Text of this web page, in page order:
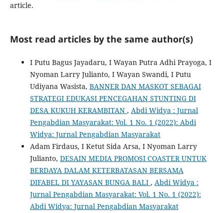
article.
Most read articles by the same author(s)
I Putu Bagus Jayadaru, I Wayan Putra Adhi Prayoga, I
Nyoman Larry Julianto, I Wayan Swandi, I Putu
Udiyana Wasista, BANNER DAN MASKOT SEBAGAI
STRATEGI EDUKASI PENCEGAHAN STUNTING DI
DESA KUKUH KERAMBITAN , Abdi Widya : Jurnal
Pengabdian Masyarakat: Vol. 1 No. 1 (2022): Abdi
Widya: Jurnal Pengabdian Masyarakat
Adam Firdaus, I Ketut Sida Arsa, I Nyoman Larry
Julianto, DESAIN MEDIA PROMOSI COASTER UNTUK
BERDAYA DALAM KETERBATASAN BERSAMA
DIFABEL DI YAYASAN BUNGA BALI , Abdi Widya :
Jurnal Pengabdian Masyarakat: Vol. 1 No. 1 (2022):
Abdi Widya: Jurnal Pengabdian Masyarakat